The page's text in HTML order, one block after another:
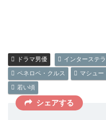
ドラマ男優 インターステ
ペネロペ・クルス
マシュー
若い頃
シェアする